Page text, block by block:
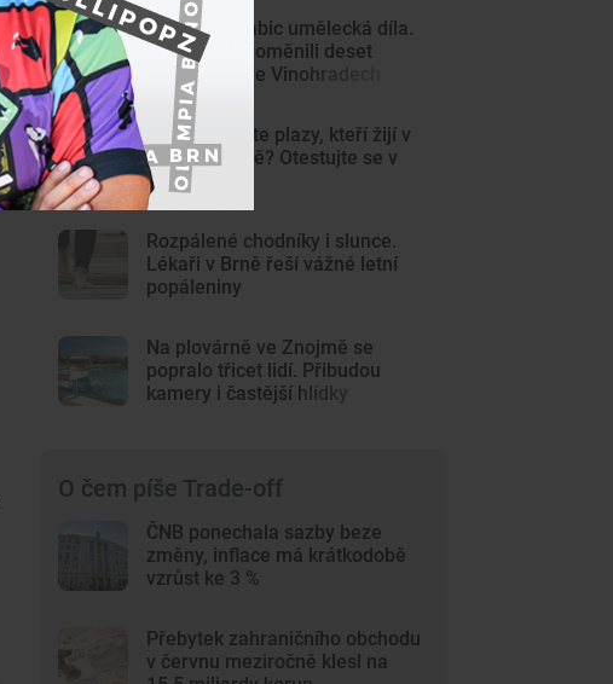
Z šedých krabic umělecká díla.
Výtvarníci proměnili deset
trafostanic ve Vinohradech
KVÍZ: Poznáte plazy, kteří žijí v
české přírodě? Otestujte se v
kvízu
Rozpálené chodníky i slunce.
Lékaři v Brně řeší vážné letní
popáleniny
Na plovárně ve Znojmě se
popralo třicet lidí. Přibudou
kamery i častější hlídky
O čem píše Trade-off
ČNB ponechala sazby beze
změny, inflace má krátkodobě
vzrůst ke 3 %
Přebytek zahraničního obchodu
v červnu meziročně klesl na